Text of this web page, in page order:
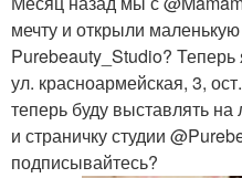
мечту и открыли
Purebeauty_Studio? Теперь
ул. красноармейская, 3,
теперь буду выставлять
и страничку студии
подписывайтесь?